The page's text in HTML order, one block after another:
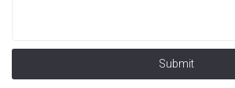
Submit